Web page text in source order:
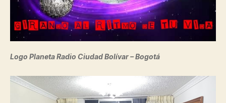
Logo Planeta Radio Ciudad Bolívar – Bogotá